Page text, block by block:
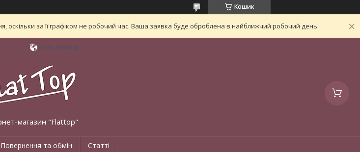
Кошик
за її графіком не робочий час. Ваша заявка буде оброблена в найближчий робочий день.
Київ, Україна
магазин "Flattop"
Повернення та обмін Статті